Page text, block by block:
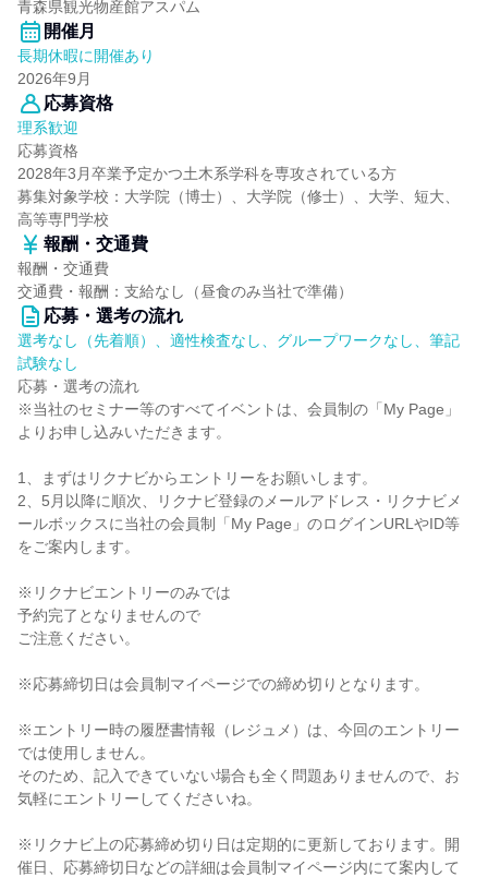
青森県観光物産館アスパム
開催月
長期休暇に開催あり
2026年9月
応募資格
理系歓迎
応募資格
2028年3月卒業予定かつ土木系学科を専攻されている方
募集対象学校：大学院（博士）、大学院（修士）、大学、短大、
高等専門学校
報酬・交通費
報酬・交通費
交通費・報酬：支給なし（昼食のみ当社で準備）
応募・選考の流れ
選考なし（先着順）、適性検査なし、グループワークなし、筆記
試験なし
応募・選考の流れ
※当社のセミナー等のすべてイベントは、会員制の「My Page」
よりお申し込みいただきます。
1、まずはリクナビからエントリーをお願いします。
2、5月以降に順次、リクナビ登録のメールアドレス・リクナビメ
ールボックスに当社の会員制「My Page」のログインURLやID等
をご案内します。
※リクナビエントリーのみでは
予約完了となりませんので
ご注意ください。
※応募締切日は会員制マイページでの締め切りとなります。
※エントリー時の履歴書情報（レジュメ）は、今回のエントリー
では使用しません。
そのため、記入できていない場合も全く問題ありませんので、お
気軽にエントリーしてくださいね。
※リクナビ上の応募締め切り日は定期的に更新しております。開
催日、応募締切日などの詳細は会員制マイページ内にて案内して